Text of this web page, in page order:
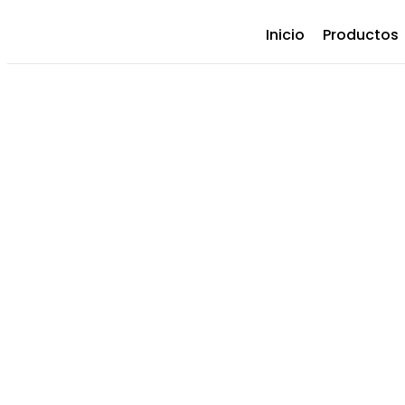
Inicio Productos